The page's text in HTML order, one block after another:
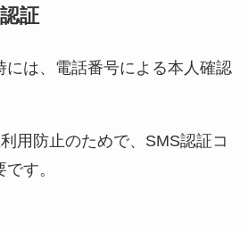
証
には、電話番号による本人確認
用防止のためで、SMS認証コ
す。